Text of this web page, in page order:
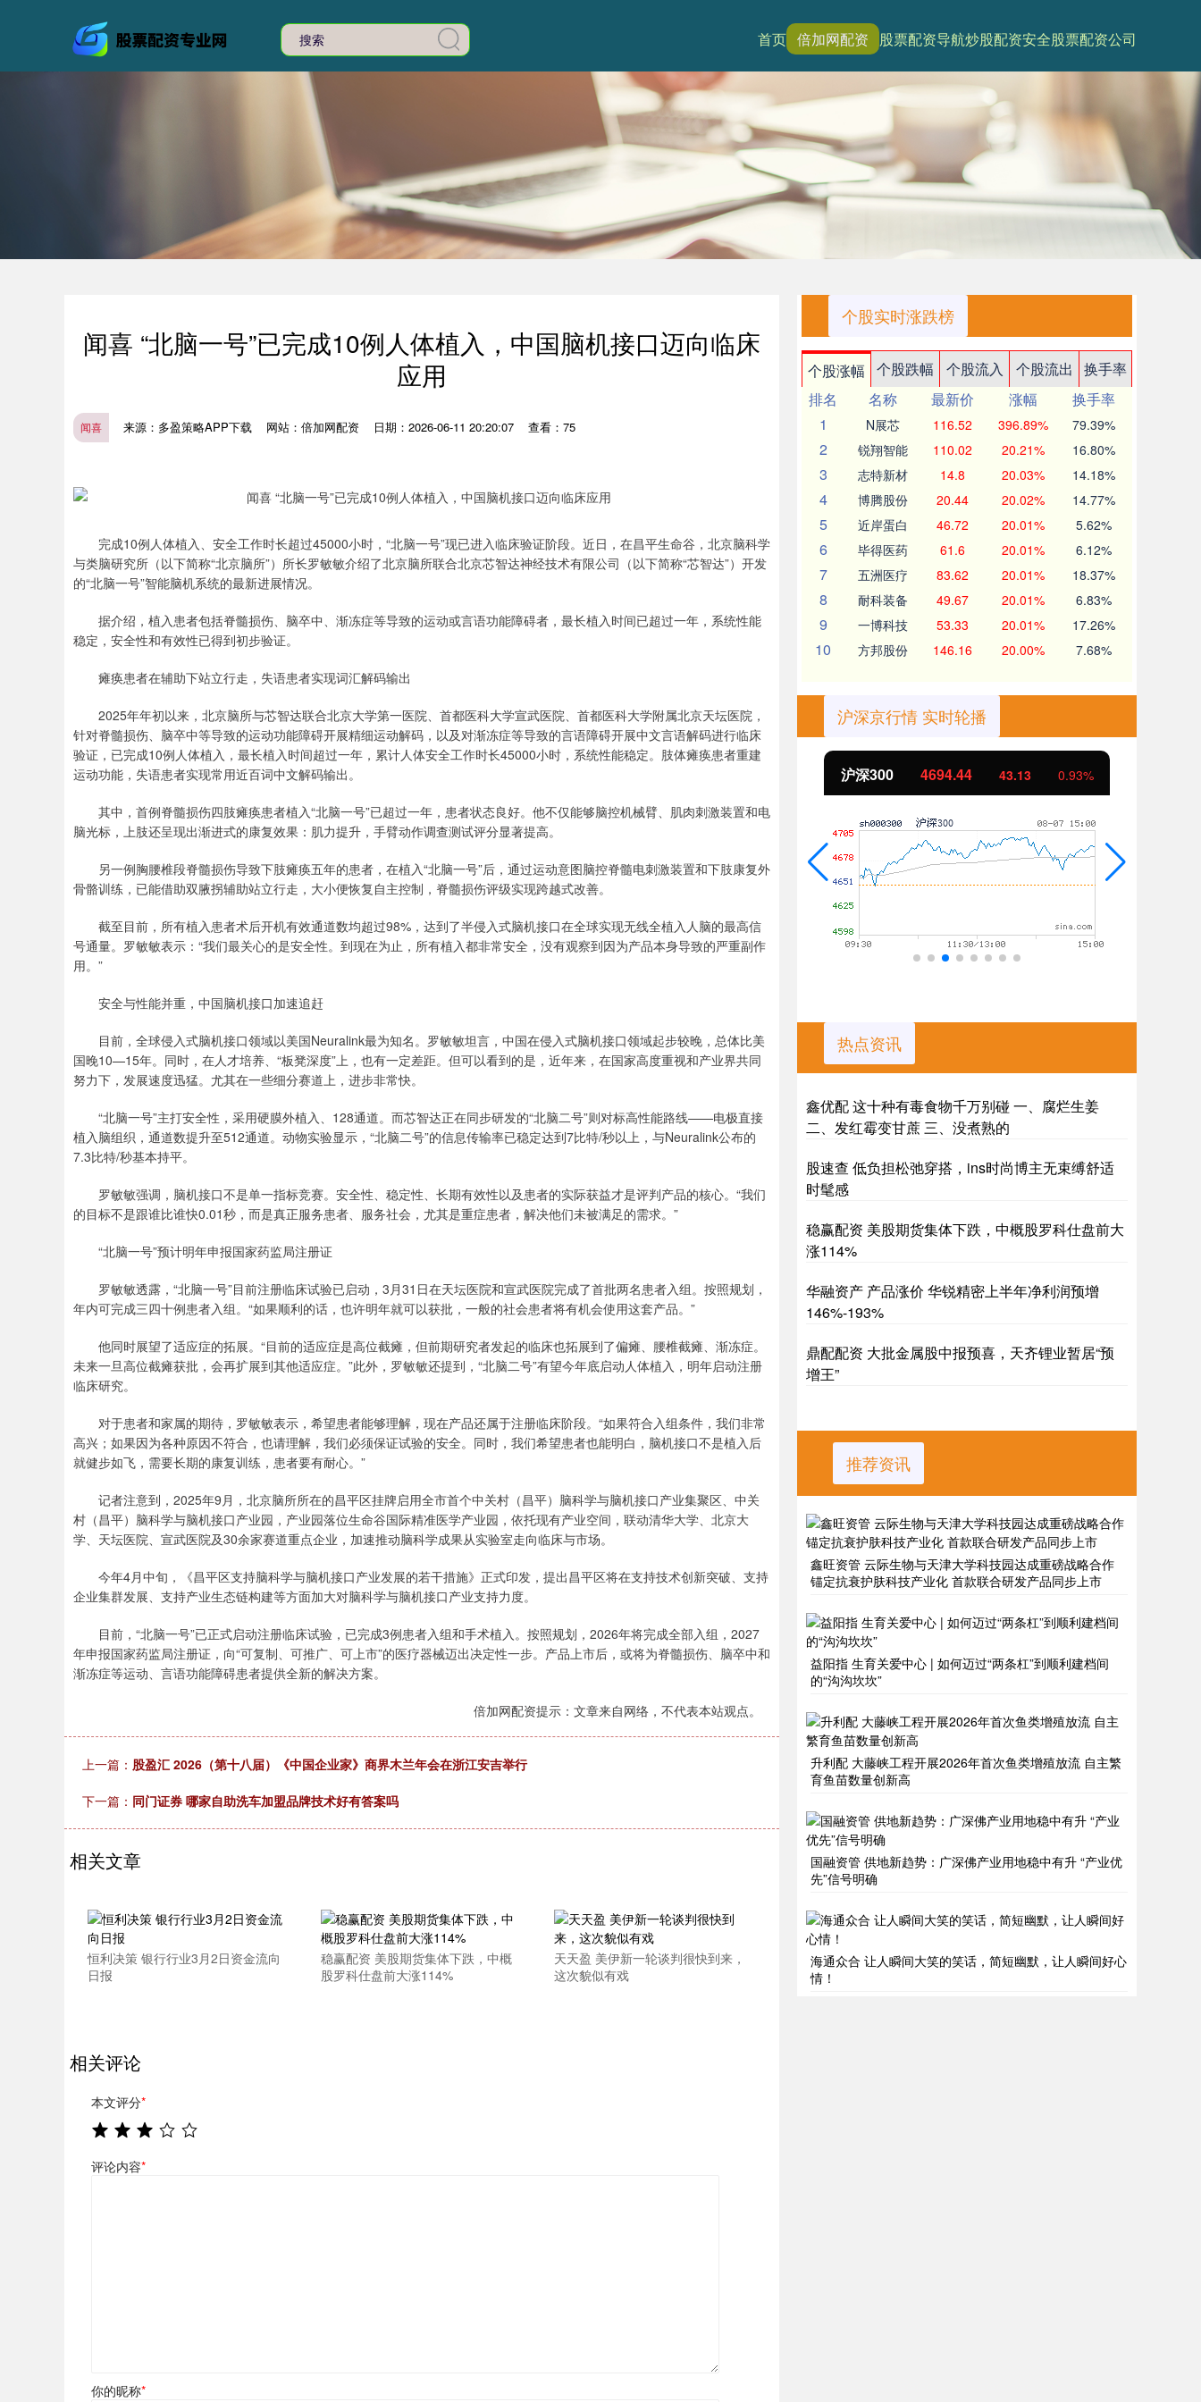
首页 倍加网配资 股票配资导航炒股配资安全股票配资公司
闻喜 “北脑一号”已完成10例人体植入，中国脑机接口迈向临床
应用
闻喜 来源：多盈策略APP下载 网站：倍加网配资 日期：2026-06-11 20:20:07 查看：75
完成10例人体植入、安全工作时长超过45000小时，“北脑一号”现已进入临床验证阶段。近日，在昌平生命谷，北京脑科学
与类脑研究所（以下简称“北京脑所”）所长罗敏敏介绍了北京脑所联合北京芯智达神经技术有限公司（以下简称“芯智达”）开发
的“北脑一号”智能脑机系统的最新进展情况。
据介绍，植入患者包括脊髓损伤、脑卒中、渐冻症等导致的运动或言语功能障碍者，最长植入时间已超过一年，系统性能
稳定，安全性和有效性已得到初步验证。
瘫痪患者在辅助下站立行走，失语患者实现词汇解码输出
2025年年初以来，北京脑所与芯智达联合北京大学第一医院、首都医科大学宣武医院、首都医科大学附属北京天坛医院，
针对脊髓损伤、脑卒中等导致的运动功能障碍开展精细运动解码，以及对渐冻症等导致的言语障碍开展中文言语解码进行临床
验证，已完成10例人体植入，最长植入时间超过一年，累计人体安全工作时长45000小时，系统性能稳定。肢体瘫痪患者重建
运动功能，失语患者实现常用近百词中文解码输出。
其中，首例脊髓损伤四肢瘫痪患者植入“北脑一号”已超过一年，患者状态良好。他不仅能够脑控机械臂、肌肉刺激装置和电
脑光标，上肢还呈现出渐进式的康复效果：肌力提升，手臂动作调查测试评分显著提高。
另一例胸腰椎段脊髓损伤导致下肢瘫痪五年的患者，在植入“北脑一号”后，通过运动意图脑控脊髓电刺激装置和下肢康复外
骨骼训练，已能借助双腋拐辅助站立行走，大小便恢复自主控制，脊髓损伤评级实现跨越式改善。
截至目前，所有植入患者术后开机有效通道数均超过98%，达到了半侵入式脑机接口在全球实现无线全植入人脑的最高信
号通量。罗敏敏表示：“我们最关心的是安全性。到现在为止，所有植入都非常安全，没有观察到因为产品本身导致的严重副作
用。”
安全与性能并重，中国脑机接口加速追赶
目前，全球侵入式脑机接口领域以美国Neuralink最为知名。罗敏敏坦言，中国在侵入式脑机接口领域起步较晚，总体比美
国晚10—15年。同时，在人才培养、“板凳深度”上，也有一定差距。但可以看到的是，近年来，在国家高度重视和产业界共同
努力下，发展速度迅猛。尤其在一些细分赛道上，进步非常快。
“北脑一号”主打安全性，采用硬膜外植入、128通道。而芯智达正在同步研发的“北脑二号”则对标高性能路线——电极直接
植入脑组织，通道数提升至512通道。动物实验显示，“北脑二号”的信息传输率已稳定达到7比特/秒以上，与Neuralink公布的
7.3比特/秒基本持平。
罗敏敏强调，脑机接口不是单一指标竞赛。安全性、稳定性、长期有效性以及患者的实际获益才是评判产品的核心。“我们
的目标不是跟谁比谁快0.01秒，而是真正服务患者、服务社会，尤其是重症患者，解决他们未被满足的需求。”
“北脑一号”预计明年申报国家药监局注册证
罗敏敏透露，“北脑一号”目前注册临床试验已启动，3月31日在天坛医院和宣武医院完成了首批两名患者入组。按照规划，
年内可完成三四十例患者入组。“如果顺利的话，也许明年就可以获批，一般的社会患者将有机会使用这套产品。”
他同时展望了适应症的拓展。“目前的适应症是高位截瘫，但前期研究者发起的临床也拓展到了偏瘫、腰椎截瘫、渐冻症。
未来一旦高位截瘫获批，会再扩展到其他适应症。”此外，罗敏敏还提到，“北脑二号”有望今年底启动人体植入，明年启动注册
临床研究。
对于患者和家属的期待，罗敏敏表示，希望患者能够理解，现在产品还属于注册临床阶段。“如果符合入组条件，我们非常
高兴；如果因为各种原因不符合，也请理解，我们必须保证试验的安全。同时，我们希望患者也能明白，脑机接口不是植入后
就健步如飞，需要长期的康复训练，患者要有耐心。”
记者注意到，2025年9月，北京脑所所在的昌平区挂牌启用全市首个中关村（昌平）脑科学与脑机接口产业集聚区、中关
村（昌平）脑科学与脑机接口产业园，产业园落位生命谷国际精准医学产业园，依托现有产业空间，联动清华大学、北京大
学、天坛医院、宣武医院及30余家赛道重点企业，加速推动脑科学成果从实验室走向临床与市场。
今年4月中旬，《昌平区支持脑科学与脑机接口产业发展的若干措施》正式印发，提出昌平区将在支持技术创新突破、支持
企业集群发展、支持产业生态链构建等方面加大对脑科学与脑机接口产业支持力度。
目前，“北脑一号”已正式启动注册临床试验，已完成3例患者入组和手术植入。按照规划，2026年将完成全部入组，2027
年申报国家药监局注册证，向“可复制、可推广、可上市”的医疗器械迈出决定性一步。产品上市后，或将为脊髓损伤、脑卒中和
渐冻症等运动、言语功能障碍患者提供全新的解决方案。
倍加网配资提示：文章来自网络，不代表本站观点。
上一篇： 股盈汇 2026（第十八届）《中国企业家》商界木兰年会在浙江安吉举行
下一篇： 同门证券 哪家自助洗车加盟品牌技术好有答案吗
相关文章
恒利决策 银行行业3月2日资金流向
日报
稳赢配资 美股期货集体下跌，中概
股罗科仕盘前大涨114%
天天盈 美伊新一轮谈判很快到来，
这次貌似有戏
相关评论
本文评分*
评论内容*
你的昵称*
个股实时涨跌榜
个股涨幅 个股跌幅 个股流入 个股流出
换手率
排名
名称 最新价 涨幅
换手率
1
N展芯 116.52 396.89% 79.39%
2 锐翔智能 110.02 20.21% 16.80%
3 志特新材 14.8 20.03% 14.18%
4 博腾股份 20.44 20.02% 14.77%
5 近岸蛋白 46.72 20.01% 5.62%
6 毕得医药 61.6 20.01% 6.12%
7 五洲医疗 83.62 20.01% 18.37%
8 耐科装备 49.67 20.01% 6.83%
9 一博科技 53.33 20.01% 17.26%
10 方邦股份 146.16 20.00% 7.68%
沪深京行情 实时轮播
1.02% 深证成指 14311.01 200.89 北证50 1134.24 11.37 1.01%
热点资讯
鑫优配 这十种有毒食物千万别碰 一、腐烂生姜
二、发红霉变甘蔗 三、没煮熟的
股速查 低负担松弛穿搭，ins时尚博主无束缚舒适
时髦感
稳赢配资 美股期货集体下跌，中概股罗科仕盘前大
涨114%
华融资产 产品涨价 华锐精密上半年净利润预增
146%-193%
鼎配配资 大批金属股中报预喜，天齐锂业暂居“预
增王”
推荐资讯
鑫旺资管 云际生物与天津大学科技园达成重磅战略合作
锚定抗衰护肤科技产业化 首款联合研发产品同步上市
益阳指 生育关爱中心 | 如何迈过“两条杠”到顺利建档间
的“沟沟坎坎”
升利配 大藤峡工程开展2026年首次鱼类增殖放流 自主繁
育鱼苗数量创新高
国融资管 供地新趋势：广深佛产业用地稳中有升 “产业优
先”信号明确
海通众合 让人瞬间大笑的笑话，简短幽默，让人瞬间好心
情！